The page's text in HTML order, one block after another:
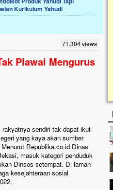
Kurikulum Yahudi
71.304 views
Piawai Mengurus
rakyatnya sendiri tak dapat ikut
yang kaya akan sumber
Republika.co.id Dinas
masuk kategori penduduk
Dinsos setempat. Di laman
kesejahteraan sosial
masjid di Kampung Cilumbu ini sungguh
Lima tahun mangkrak, kini nyaris
dan menghitam terpapar panas dan